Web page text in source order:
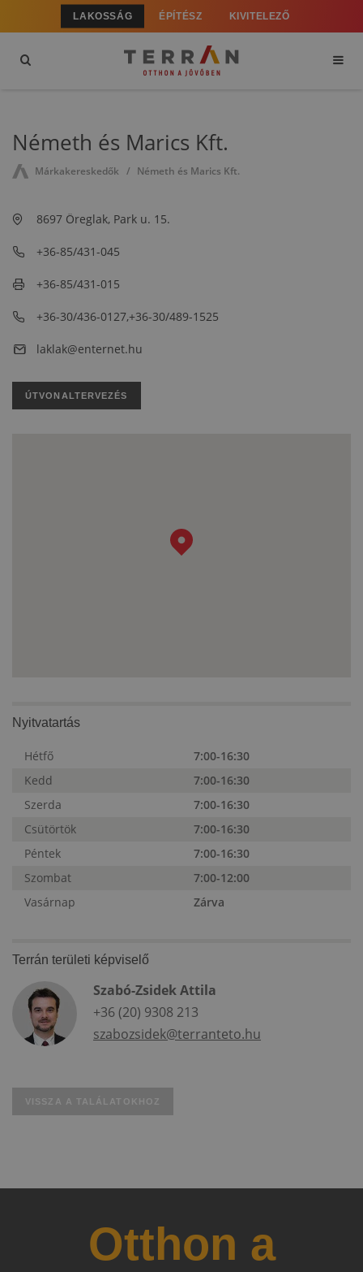
LAKOSSÁG ÉPÍTÉSZ KIVITELEZŐ
Németh és Marics Kft.
Márkakereskedők Németh és Marics Kft.
8697 Öreglak, Park u. 15.
+36-85/431-045
+36-85/431-015
+36-30/436-0127,+36-30/489-1525
laklak@enternet.hu
ÚTVONALTERVEZÉS
Nyitvatartás
Hétfő
7:00-16:30
Kedd
7:00-16:30
Szerda
7:00-16:30
Csütörtök
7:00-16:30
Péntek
7:00-16:30
Szombat
7:00-12:00
Vasárnap
Zárva
Terrán területi képviselő
Szabó-Zsidek Attila
+36 (20) 9308 213
szabozsidek@terranteto.hu
VISSZA A TALÁLATOKHOZ
Otthon a